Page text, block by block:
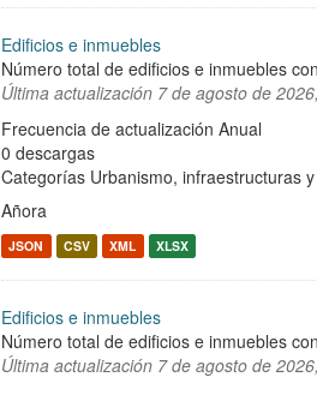
Edificios e inmuebles
Número total de edificios e inmuebles
Última actualización 7 de agosto de
Frecuencia de actualización Anual
0 descargas
Categorías Urbanismo, infraestructuras
Añora
JSON CSV XML XLSX
Edificios e inmuebles
Número total de edificios e inmuebles
Última actualización 7 de agosto de